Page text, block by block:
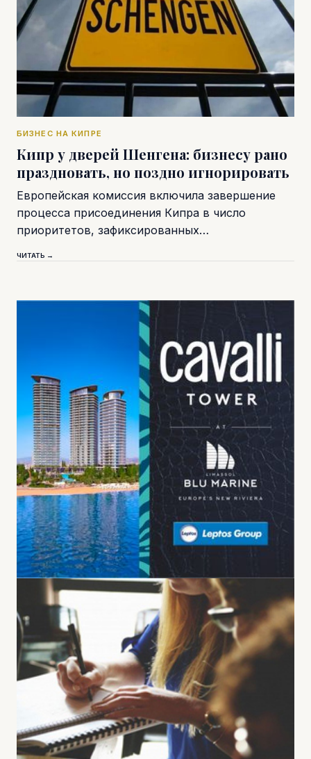
БИЗНЕС НА КИПРЕ
Кипр у дверей Шенгена: бизнесу рано
праздновать, но поздно игнорировать
Европейская комиссия включила завершение
процесса присоединения Кипра в число
приоритетов, зафиксированных…
ЧИТАТЬ →